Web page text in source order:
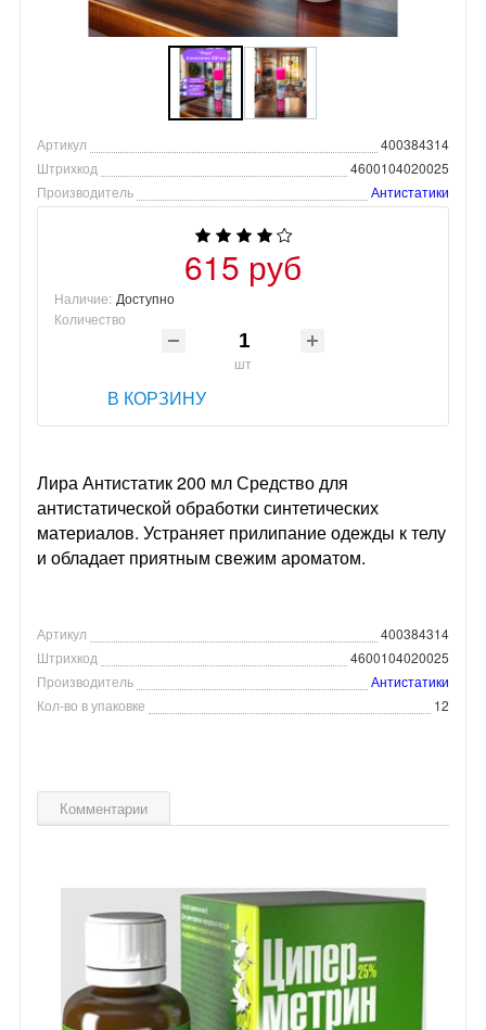
Артикул
400384314
Штрихкод
4600104020025
Производитель
Антистатики
615 руб
Наличие: Доступно
Количество
шт
В КОРЗИНУ
Лира Антистатик 200 мл Средство для
антистатической обработки синтетических
материалов. Устраняет прилипание одежды к телу
и обладает приятным свежим ароматом.
Артикул
400384314
Штрихкод
4600104020025
Производитель
Антистатики
Кол-во в упаковке
12
Комментарии